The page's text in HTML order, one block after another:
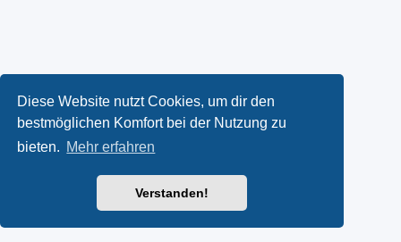
Diese Website nutzt Cookies, um dir den
bestmöglichen Komfort bei der Nutzung zu
bieten. Mehr erfahren
Verstanden!